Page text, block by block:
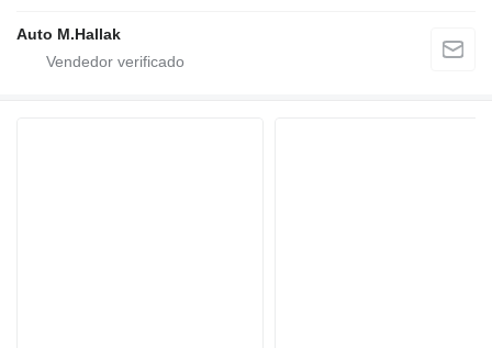
Auto M.Hallak